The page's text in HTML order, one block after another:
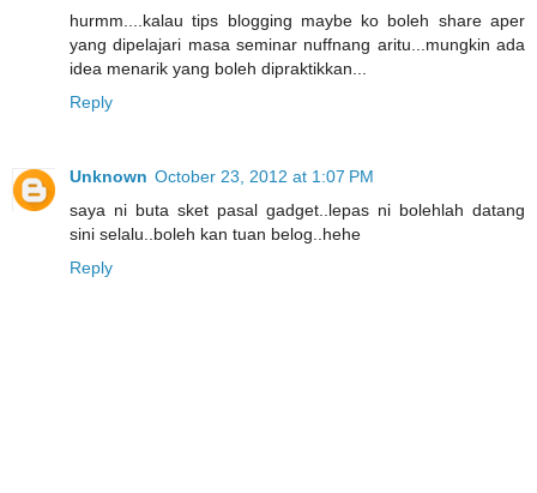
hurmm....kalau tips blogging maybe ko boleh share aper
yang dipelajari masa seminar nuffnang aritu...mungkin ada
idea menarik yang boleh dipraktikkan...
Reply
Unknown October 23, 2012 at 1:07 PM
saya ni buta sket pasal gadget..lepas ni bolehlah datang
sini selalu..boleh kan tuan belog..hehe
Reply